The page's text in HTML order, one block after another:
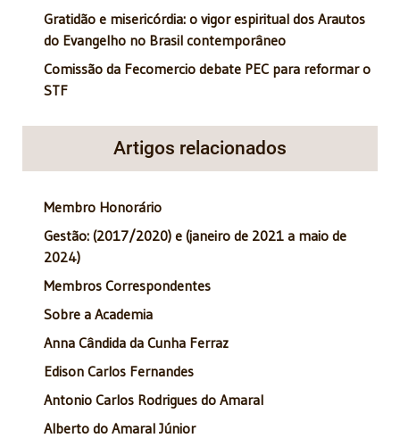
Gratidão e misericórdia: o vigor espiritual dos Arautos
do Evangelho no Brasil contemporâneo
Comissão da Fecomercio debate PEC para reformar o
STF
Artigos relacionados
Membro Honorário
Gestão: (2017/2020) e (janeiro de 2021 a maio de
2024)
Membros Correspondentes
Sobre a Academia
Anna Cândida da Cunha Ferraz
Edison Carlos Fernandes
Antonio Carlos Rodrigues do Amaral
Alberto do Amaral Júnior